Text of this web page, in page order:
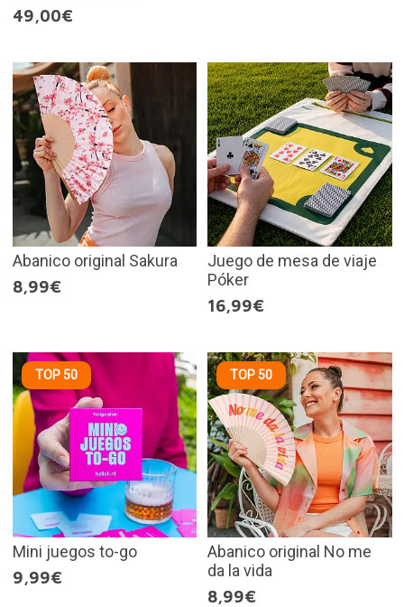
49,00€
Abanico original Sakura
8,99€
Juego de mesa de viaje
Póker
16,99€
TOP 50
Mini juegos to-go
9,99€
TOP 50
Abanico original No me
da la vida
8,99€